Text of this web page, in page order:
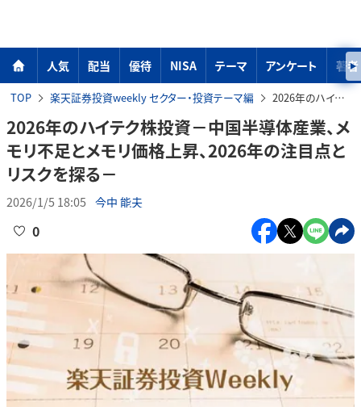
人気 配当 優待 NISA テーマ アンケート 著者
TOP 楽天証券投資weekly セクター・投資テーマ編 2026年のハイテク株投資－中国半導体産業、メモリ不足とメモリ価格上昇、2026年の注目点とリスクを探る－
2026年のハイテク株投資－中国半導体産業、メ
モリ不足とメモリ価格上昇、2026年の注目点と
リスクを探る－
2026/1/5 18:05 今中 能夫
0